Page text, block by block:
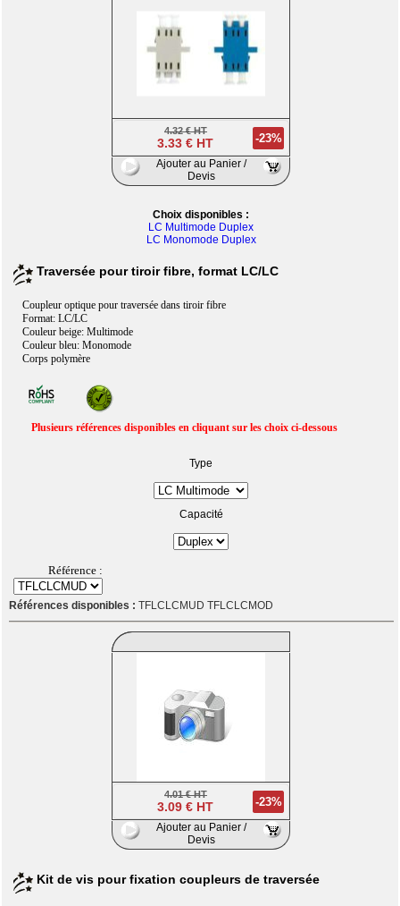
4.32 € HT
3.33 € HT -23%
Ajouter au Panier /
Devis
Choix disponibles :
LC Multimode Duplex
LC Monomode Duplex
Traversée pour tiroir fibre, format LC/LC
Coupleur optique pour traversée dans tiroir fibre
Format: LC/LC
Couleur beige: Multimode
Couleur bleu: Monomode
Corps polymère
Plusieurs références disponibles en cliquant sur les choix ci-dessous
Type
Capacité
Référence :
Références disponibles : TFLCLCMUD TFLCLCMOD
4.01 € HT
3.09 € HT -23%
Ajouter au Panier /
Devis
Kit de vis pour fixation coupleurs de traversée